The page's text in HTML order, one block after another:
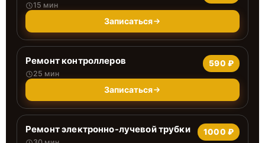
15 мин
Записаться
Ремонт контроллеров
25 мин
590 ₽
Записаться
Ремонт электронно-лучевой трубки 1000 ₽